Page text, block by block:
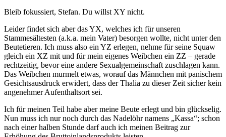
Bleib fokussiert, Stefan. Du willst XY nicht.
Leider findet sich aber das YX, welches ich für unseren
Stammesältesten (a.k.a. mein Vater) besorgen wollte, nicht unter den
Beutetieren. Ich muss also ein YZ erlegen, nehme für seine Squaw
gleich ein XZ mit und für mein eigenes Weibchen ein ZZ – gerade
rechtzeitig, bevor eine andere Sexualgemeinschaft zuschlagen kann.
Das Weibchen murmelt etwas, worauf das Männchen mit panischem
Gesichtsausdruck erwidert, dass der Thalia zu dieser Zeit sicher kein
angenehmer Aufenthaltsort sei.
Ich für meinen Teil habe aber meine Beute erlegt und bin glückselig.
Nun muss ich nur noch durch das Nadelöhr namens „Kassa“; schon
nach einer halben Stunde darf auch ich meinen Beitrag zur